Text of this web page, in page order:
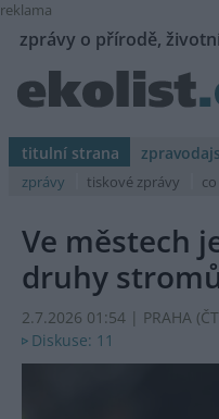
reklama
zprávy o přírodě,
titulní strana
zprávy tiskové zprávy
Ve městech
druhy
2.7.2026 01:54 | PRAHA (
Diskuse: 11